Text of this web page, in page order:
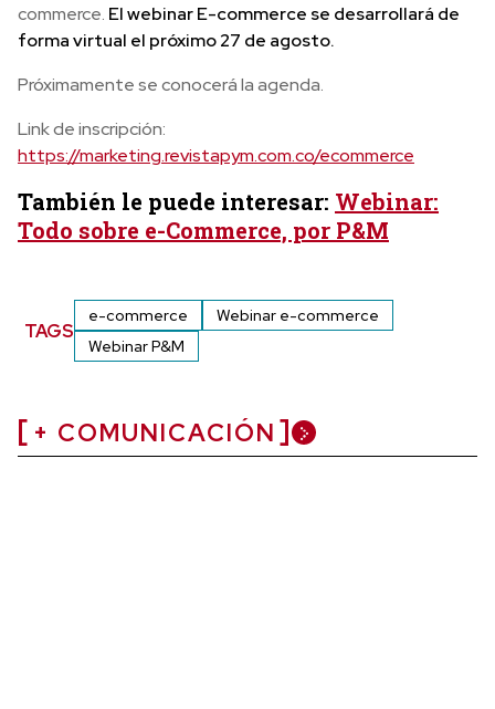
commerce. El webinar E-commerce se desarrollará de
forma virtual el próximo 27 de agosto.
Próximamente se conocerá la agenda.
Link de inscripción:
https://marketing.revistapym.com.co/ecommerce
También le puede interesar: Webinar:
Todo sobre e-Commerce, por P&M
TAGS
e-commerce
Webinar e-commerce
Webinar P&M
+ COMUNICACIÓN